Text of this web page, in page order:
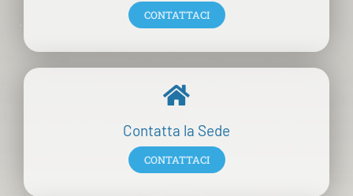
CONTATTACI
Contatta la Sede
CONTATTACI